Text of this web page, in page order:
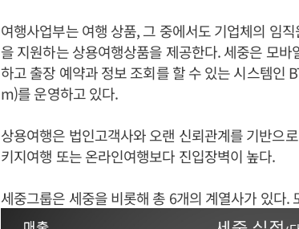
여행사업부는 여행 상품, 그 중에서도 기업체의 임
을 지원하는 상용여행상품을 제공한다. 세중은 모
하고 출장 예약과 정보 조회를 할 수 있는 시스템인
m)를 운영하고 있다.
상용여행은 법인고객사와 오랜 신뢰관계를 기반으
키지여행 또는 온라인여행보다 진입장벽이 높다.
세중그룹은 세중을 비롯해 총 6개의 계열사가 있다.